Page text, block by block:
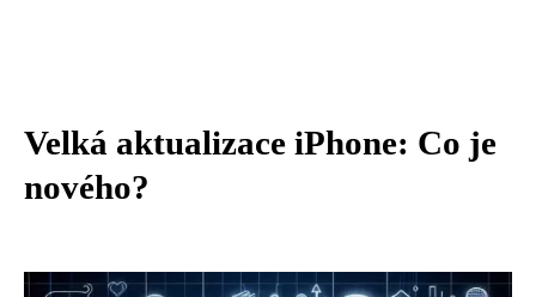
Velká aktualizace iPhone: Co je
nového?